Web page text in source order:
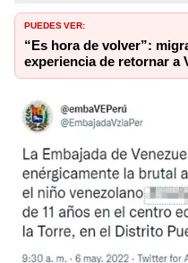
PUEDES VER:
“Es hora de volver”:
experiencia de retornar a